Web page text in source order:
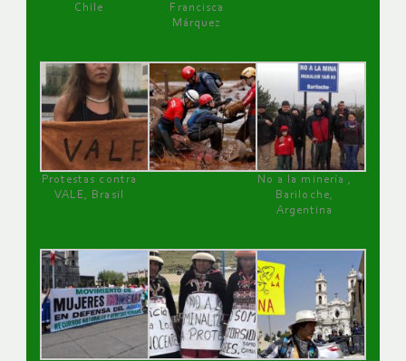
Chile
Francisca
Márquez
Protestas contra
VALE, Brasil
No a la minería ,
Bariloche,
Argentina